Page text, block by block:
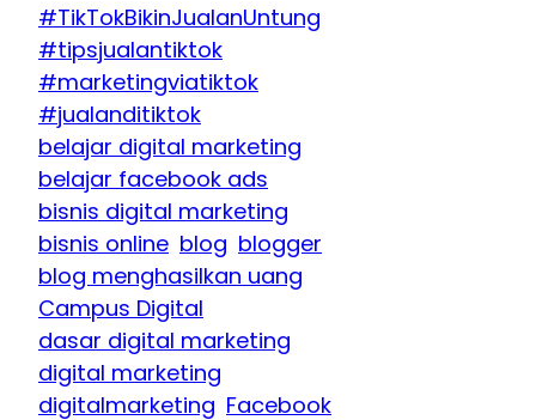
#TikTokBikinJualanUntung
#tipsjualantiktok
#marketingviatiktok
#jualanditiktok
belajar digital marketing
belajar facebook ads
bisnis digital marketing
bisnis online blog blogger
blog menghasilkan uang
Campus Digital
dasar digital marketing
digital marketing
digitalmarketing Facebook